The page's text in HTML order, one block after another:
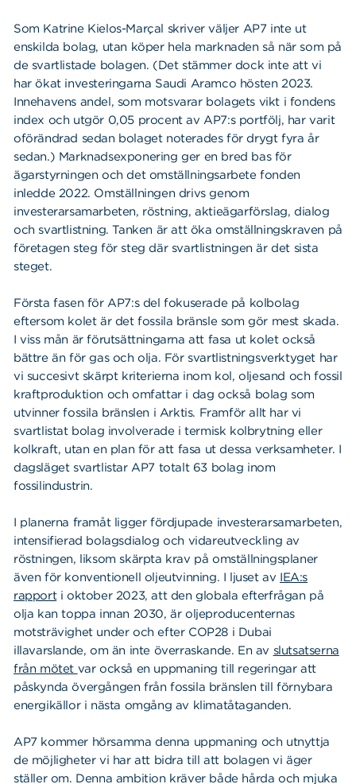
Som Katrine Kielos-Marçal skriver väljer AP7 inte ut
enskilda bolag, utan köper hela marknaden så när som på
de svartlistade bolagen. (Det stämmer dock inte att vi
har ökat investeringarna Saudi Aramco hösten 2023.
Innehavens andel, som motsvarar bolagets vikt i fondens
index och utgör 0,05 procent av AP7:s portfölj, har varit
oförändrad sedan bolaget noterades för drygt fyra år
sedan.) Marknadsexponering ger en bred bas för
ägarstyrningen och det omställningsarbete fonden
inledde 2022. Omställningen drivs genom
investerarsamarbeten, röstning, aktieägarförslag, dialog
och svartlistning. Tanken är att öka omställningskraven på
företagen steg för steg där svartlistningen är det sista
steget.
Första fasen för AP7:s del fokuserade på kolbolag
eftersom kolet är det fossila bränsle som gör mest skada.
I viss mån är förutsättningarna att fasa ut kolet också
bättre än för gas och olja. För svartlistningsverktyget har
vi succesivt skärpt kriterierna inom kol, oljesand och fossil
kraftproduktion och omfattar i dag också bolag som
utvinner fossila bränslen i Arktis. Framför allt har vi
svartlistat bolag involverade i termisk kolbrytning eller
kolkraft, utan en plan för att fasa ut dessa verksamheter. I
dagsläget svartlistar AP7 totalt 63 bolag inom
fossilindustrin.
I planerna framåt ligger fördjupade investerarsamarbeten,
intensifierad bolagsdialog och vidareutveckling av
röstningen, liksom skärpta krav på omställningsplaner
även för konventionell oljeutvinning. I ljuset av IEA:s
rapporti oktober 2023, att den globala efterfrågan på
olja kan toppa innan 2030, är oljeproducenternas
motsträvighet under och efter COP28 i Dubai
illavarslande, om än inte överraskande. En av slutsatserna
från mötet var också en uppmaning till regeringar att
påskynda övergången från fossila bränslen till förnybara
energikällor i nästa omgång av klimatåtaganden.
AP7 kommer hörsamma denna uppmaning och utnyttja
de möjligheter vi har att bidra till att bolagen vi äger
ställer om. Denna ambition kräver både hårda och mjuka
Sök på sidan:Sök
efter: